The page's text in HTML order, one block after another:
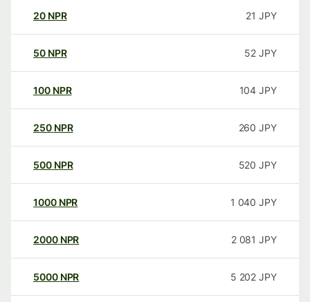
20 NPR 21 JPY
50 NPR 52 JPY
100 NPR 104 JPY
250 NPR 260 JPY
500 NPR 520 JPY
1000 NPR 1 040 JPY
2000 NPR 2 081 JPY
5000 NPR 5 202 JPY